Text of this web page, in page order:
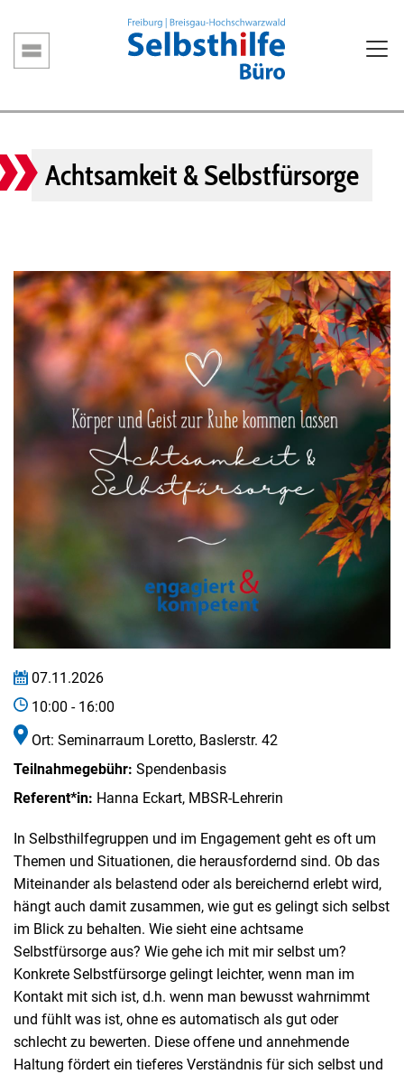
zum
Inhalt
Hauptnavigation
Achtsamkeit & Selbstfürsorge
07.11.2026
10:00 - 16:00
Ort: Seminarraum Loretto, Baslerstr. 42
Teilnahmegebühr: Spendenbasis
Referent*in: Hanna Eckart, MBSR-Lehrerin
In Selbsthilfegruppen und im Engagement geht es oft um
Themen und Situationen, die herausfordernd sind. Ob das
Miteinander als belastend oder als bereichernd erlebt wird,
hängt auch damit zusammen, wie gut es gelingt sich selbst
im Blick zu behalten. Wie sieht eine achtsame
Selbstfürsorge aus? Wie gehe ich mit mir selbst um?
Konkrete Selbstfürsorge gelingt leichter, wenn man im
Kontakt mit sich ist, d.h. wenn man bewusst wahrnimmt
und fühlt was ist, ohne es automatisch als gut oder
schlecht zu bewerten. Diese offene und annehmende
Haltung fördert ein tieferes Verständnis für sich selbst und